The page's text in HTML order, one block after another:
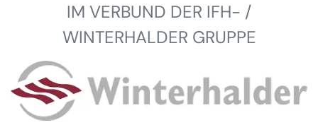
IM VERBUND DER IFH- /
WINTERHALDER GRUPPE
Winterhalder